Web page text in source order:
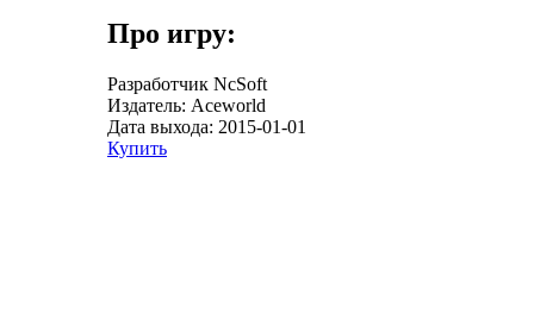
Про игру:
Разработчик NcSoft
Издатель: Aceworld
Дата выхода: 2015-01-01
Купить